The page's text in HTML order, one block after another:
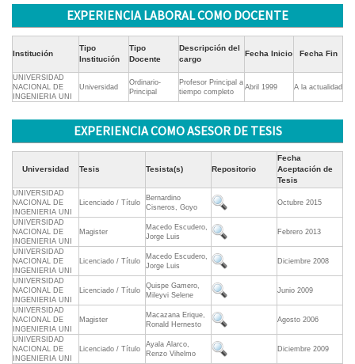
EXPERIENCIA LABORAL COMO DOCENTE
Institución
Tipo
Institución
Tipo
Docente
Descripción del
cargo
Fecha Inicio Fecha Fin
UNIVERSIDAD
NACIONAL DE
INGENIERIA UNI
Universidad
Ordinario-
Principal
Profesor Principal a
tiempo completo
Abril 1999 A la actualidad
EXPERIENCIA COMO ASESOR DE TESIS
Universidad Tesis Tesista(s) Repositorio
Fecha
Aceptación de
Tesis
UNIVERSIDAD
NACIONAL DE
INGENIERIA UNI
Licenciado / Título
Bernardino
Cisneros, Goyo
Octubre 2015
UNIVERSIDAD
NACIONAL DE
INGENIERIA UNI
Magister
Macedo Escudero,
Jorge Luis
Febrero 2013
UNIVERSIDAD
NACIONAL DE
INGENIERIA UNI
Licenciado / Título
Macedo Escudero,
Jorge Luis
Diciembre 2008
UNIVERSIDAD
NACIONAL DE
INGENIERIA UNI
Licenciado / Título
Quispe Gamero,
Mileyvi Selene
Junio 2009
UNIVERSIDAD
NACIONAL DE
INGENIERIA UNI
Magister
Macazana Erique,
Ronald Hernesto
Agosto 2006
UNIVERSIDAD
NACIONAL DE
INGENIERIA UNI
Licenciado / Título
Ayala Alarco,
Renzo Vihelmo
Diciembre 2009